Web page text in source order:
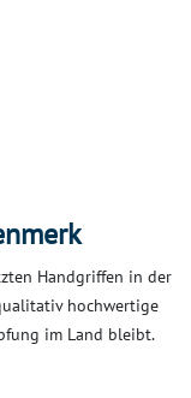
Handgriffen in der
hochwertige
im Land bleibt.